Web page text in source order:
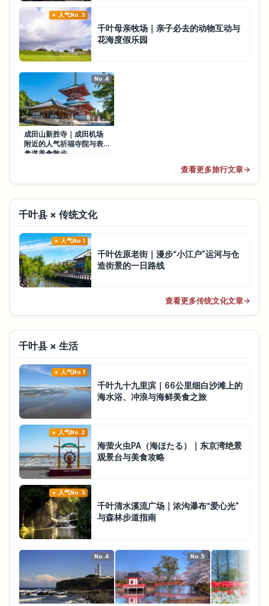
人气No.3
千叶母亲牧场｜亲子必去的动物互动与
花海度假乐园
No.4
成田山新胜寺｜成田机场
附近的人气祈福寺院与表
参道美食散步
查看更多旅行文章→
千叶县 × 传统文化
人气No.1
千叶佐原老街｜漫步“小江户”运河与仓
造街景的一日路线
查看更多传统文化文章→
千叶县 × 生活
人气No.1
千叶九十九里滨｜66公里细白沙滩上的
海水浴、冲浪与海鲜美食之旅
人气No.2
海萤火虫PA（海ほたる）｜东京湾绝景
观景台与美食攻略
人气No.3
千叶清水溪流广场｜浓沟瀑布“爱心光”
与森林步道指南
No.4 No.5